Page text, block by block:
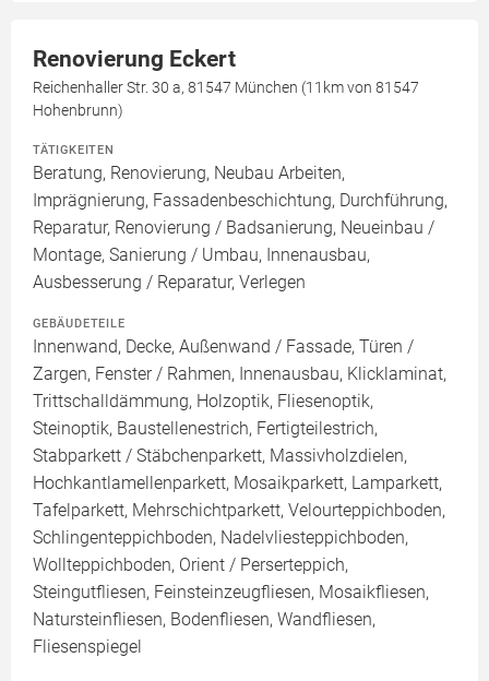
Renovierung Eckert
Reichenhaller Str. 30 a, 81547 München (11km von 81547
Hohenbrunn)
TÄTIGKEITEN
Beratung, Renovierung, Neubau Arbeiten,
Imprägnierung, Fassadenbeschichtung, Durchführung,
Reparatur, Renovierung / Badsanierung, Neueinbau /
Montage, Sanierung / Umbau, Innenausbau,
Ausbesserung / Reparatur, Verlegen
GEBÄUDETEILE
Innenwand, Decke, Außenwand / Fassade, Türen /
Zargen, Fenster / Rahmen, Innenausbau, Klicklaminat,
Trittschalldämmung, Holzoptik, Fliesenoptik,
Steinoptik, Baustellenestrich, Fertigteilestrich,
Stabparkett / Stäbchenparkett, Massivholzdielen,
Hochkantlamellenparkett, Mosaikparkett, Lamparkett,
Tafelparkett, Mehrschichtparkett, Velourteppichboden,
Schlingenteppichboden, Nadelvliesteppichboden,
Wollteppichboden, Orient / Perserteppich,
Steingutfliesen, Feinsteinzeugfliesen, Mosaikfliesen,
Natursteinfliesen, Bodenfliesen, Wandfliesen,
Fliesenspiegel